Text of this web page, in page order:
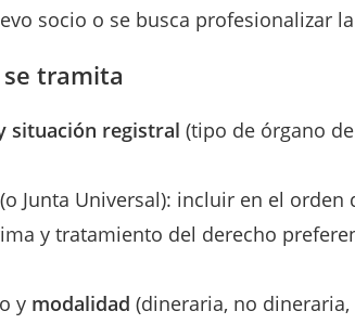
socio o se busca profesionalizar
se tramita
situación registral (tipo de órgano
(o Junta Universal): incluir en el
y tratamiento del derecho
y modalidad (dineraria, no